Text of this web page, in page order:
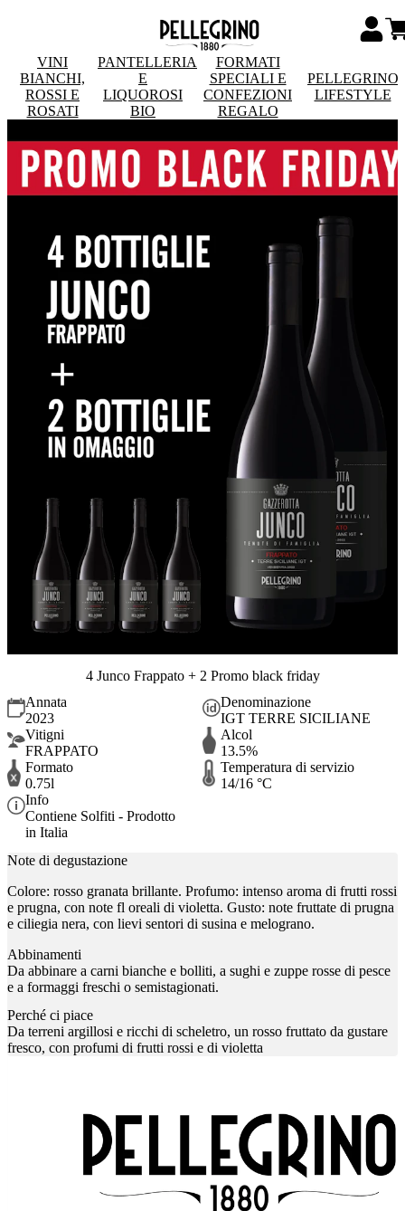
VINI
BIANCHI,
ROSSI E
ROSATI
PANTELLERIA
E
LIQUOROSI
BIO
FORMATI
SPECIALI E
CONFEZIONI
REGALO
PELLEGRINO
LIFESTYLE
4 Junco Frappato + 2 Promo black friday
Annata
2023
Denominazione
IGT TERRE SICILIANE
Vitigni
FRAPPATO
Alcol
13.5%
Formato
0.75l
Temperatura di servizio
14/16 °C
Info
Contiene Solfiti - Prodotto
in Italia
Note di degustazione
Colore: rosso granata brillante. Profumo: intenso aroma di frutti rossi
e prugna, con note fl oreali di violetta. Gusto: note fruttate di prugna
e ciliegia nera, con lievi sentori di susina e melograno.
Abbinamenti
Da abbinare a carni bianche e bolliti, a sughi e zuppe rosse di pesce
e a formaggi freschi o semistagionati.
Perché ci piace
Da terreni argillosi e ricchi di scheletro, un rosso fruttato da gustare
fresco, con profumi di frutti rossi e di violetta